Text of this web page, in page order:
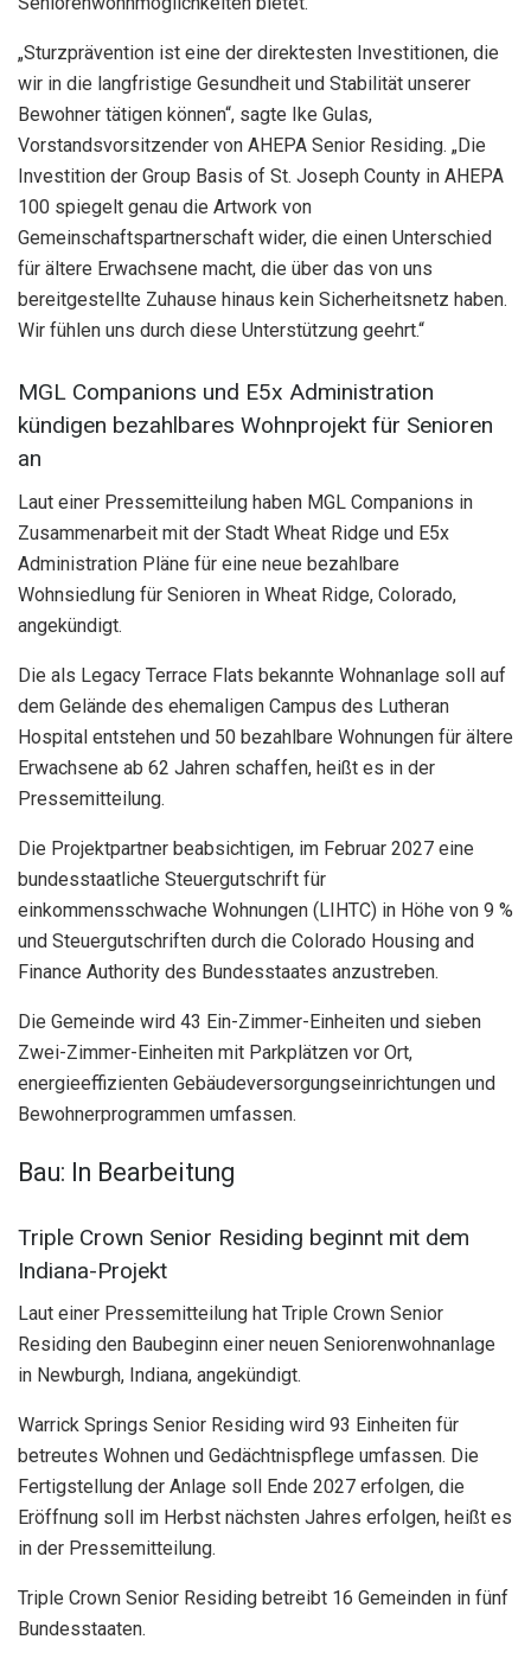
„Sturzprävention ist eine der direktesten Investitionen, die
wir in die langfristige Gesundheit und Stabilität unserer
Bewohner tätigen können“, sagte Ike Gulas,
Vorstandsvorsitzender von AHEPA Senior Residing. „Die
Investition der Group Basis of St. Joseph County in AHEPA
100 spiegelt genau die Artwork von
Gemeinschaftspartnerschaft wider, die einen Unterschied
für ältere Erwachsene macht, die über das von uns
bereitgestellte Zuhause hinaus kein Sicherheitsnetz haben.
Wir fühlen uns durch diese Unterstützung geehrt.“
MGL Companions und E5x Administration
kündigen bezahlbares Wohnprojekt für Senioren
an
Laut einer Pressemitteilung haben MGL Companions in
Zusammenarbeit mit der Stadt Wheat Ridge und E5x
Administration Pläne für eine neue bezahlbare
Wohnsiedlung für Senioren in Wheat Ridge, Colorado,
angekündigt.
Die als Legacy Terrace Flats bekannte Wohnanlage soll auf
dem Gelände des ehemaligen Campus des Lutheran
Hospital entstehen und 50 bezahlbare Wohnungen für ältere
Erwachsene ab 62 Jahren schaffen, heißt es in der
Pressemitteilung.
Die Projektpartner beabsichtigen, im Februar 2027 eine
bundesstaatliche Steuergutschrift für
einkommensschwache Wohnungen (LIHTC) in Höhe von 9 %
und Steuergutschriften durch die Colorado Housing and
Finance Authority des Bundesstaates anzustreben.
Die Gemeinde wird 43 Ein-Zimmer-Einheiten und sieben
Zwei-Zimmer-Einheiten mit Parkplätzen vor Ort,
energieeffizienten Gebäudeversorgungseinrichtungen und
Bewohnerprogrammen umfassen.
Bau: In Bearbeitung
Triple Crown Senior Residing beginnt mit dem
Indiana-Projekt
Laut einer Pressemitteilung hat Triple Crown Senior
Residing den Baubeginn einer neuen Seniorenwohnanlage
in Newburgh, Indiana, angekündigt.
Warrick Springs Senior Residing wird 93 Einheiten für
betreutes Wohnen und Gedächtnispflege umfassen. Die
Fertigstellung der Anlage soll Ende 2027 erfolgen, die
Eröffnung soll im Herbst nächsten Jahres erfolgen, heißt es
in der Pressemitteilung.
Triple Crown Senior Residing betreibt 16 Gemeinden in fünf
Bundesstaaten.